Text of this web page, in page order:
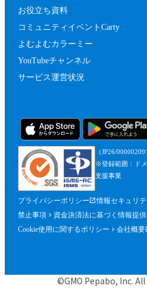
の運営するサービ
ている方又は違反
社が判断した方
前２項のため、当社は
し込みをした者を含み
確認するための情報（
を含みます。）が確認
これに限られません。
とができるものとし、
ものとします。
第５条（参加申込）
参加申込は、当社が提
当社は、前項に基づく
お役立ち資料
コミュニティイベントCarty
よむよむカラーミー
YouTubeチャンネル
サービス運営状況
（JP26/00000209
※登録範囲：ド
支援事業
プライバシーポリシー 情報セキュリ
禁止事項
資金決済法に基づく情報提供
Cookie使用に関するポリシー
会社概要
©GMO Pepabo, Inc.